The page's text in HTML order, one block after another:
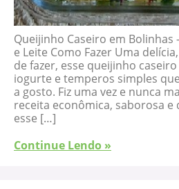
Queijinho Caseiro em Bolinhas
e Leite Como Fazer Uma
de fazer, esse queijinho
iogurte e temperos simples
a gosto. Fiz uma vez e nunca
receita econômica, saborosa
esse […]
Continue Lendo »